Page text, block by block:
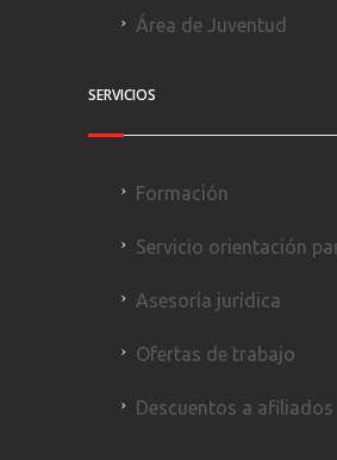
Área de Juventud
SERVICIOS
Formación
Servicio orientación
Asesoría jurídica
Ofertas de trabajo
Descuentos a afiliados